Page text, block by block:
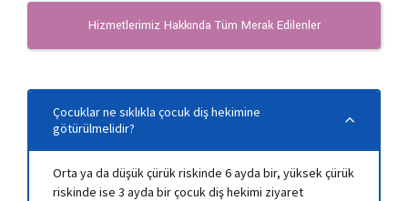
Hizmetlerimiz Hakkında Tüm Merak Edilenler
Çocuklar ne sıklıkla çocuk diş hekimine
götürülmelidir?
Orta ya da düşük çürük riskinde 6 ayda bir, yüksek çürük
riskinde ise 3 ayda bir çocuk diş hekimi ziyaret